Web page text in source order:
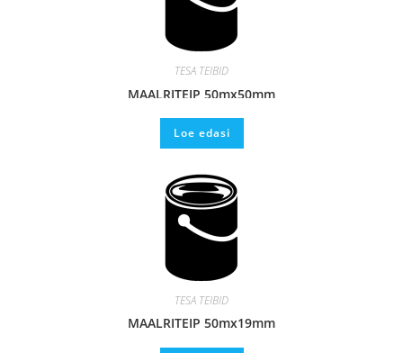
TESA TEIBID
MAALRITEIP 50mx50mm
Loe edasi
TESA TEIBID
MAALRITEIP 50mx19mm